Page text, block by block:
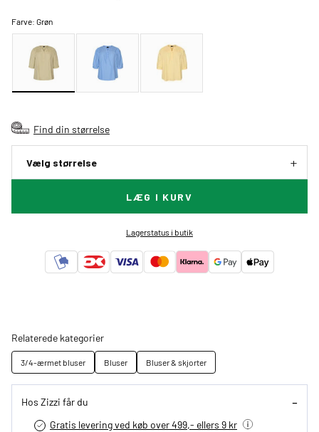
Farve:Grøn
Find din størrelse
Vælg størrelse
LÆG I KURV
Lagerstatus i butik
Relaterede kategorier
3/4-ærmet bluser Bluser Bluser & skjorter
Hos Zizzi får du
Gratis levering ved køb over 499,- ellers 9 kr